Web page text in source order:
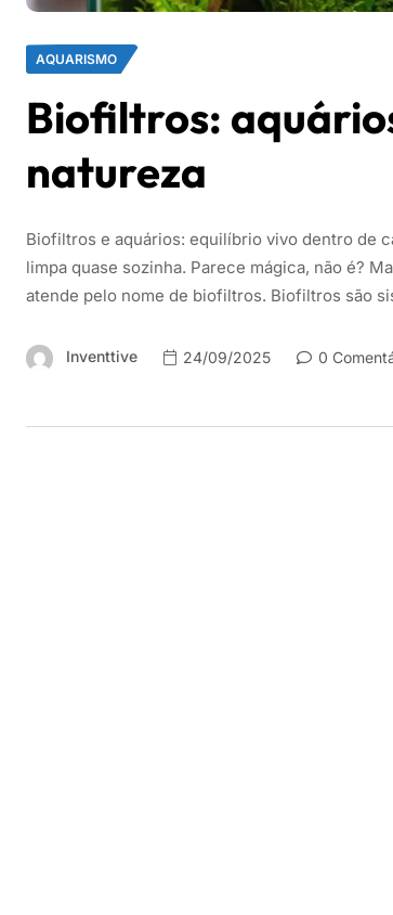
AQUARISMO
Biofiltros:
natureza
Biofiltros e aquários: equilíbrio vivo dentro de
limpa quase sozinha. Parece mágica, não é?
atende pelo nome de biofiltros. Biofiltros são
Inventtive 24/09/2025 0